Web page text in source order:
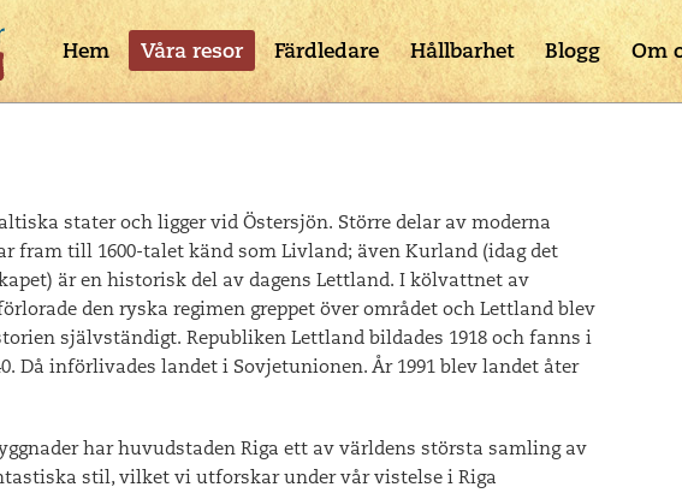
Hem Våra resor Färdledare Hållbarhet Blogg Om
stater och ligger vid Östersjön. Större delar av moderna
fram till 1600-talet känd som Livland; även Kurland (idag det
är en historisk del av dagens Lettland. I kölvattnet av
den ryska regimen greppet över området och Lettland blev
självständigt. Republiken Lettland bildades 1918 och fanns i
Då införlivades landet i Sovjetunionen. År 1991 blev landet åter
har huvudstaden Riga ett av världens största samling av
stil, vilket vi utforskar under vår vistelse i Riga